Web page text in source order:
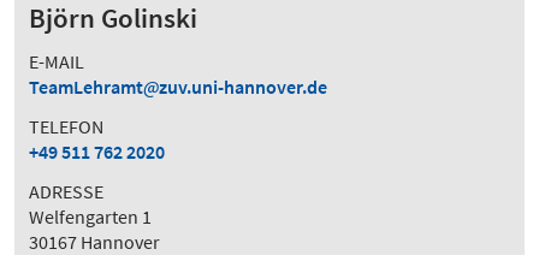
Björn Golinski
E-MAIL
TeamLehramt
zuv.uni-hannover.de
TELEFON
+49 511 762 2020
ADRESSE
Welfengarten 1
30167 Hannover